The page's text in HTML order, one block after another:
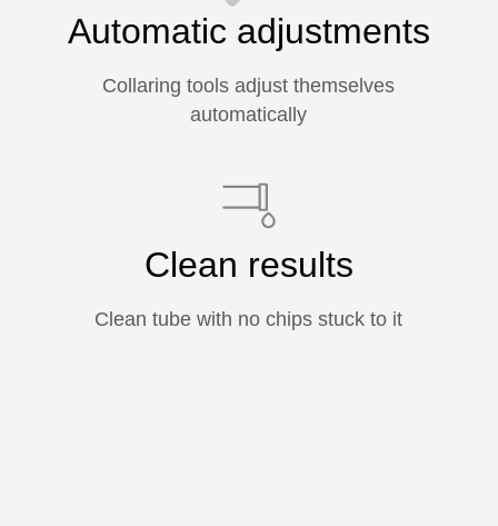
Automatic adjustments
Collaring tools adjust themselves
automatically
Clean results
Clean tube with no chips stuck to it